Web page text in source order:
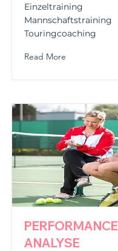
Einzeltraining
Mannschaftstraining
Touringcoaching
Read More
PERFORMANCE
ANALYSE